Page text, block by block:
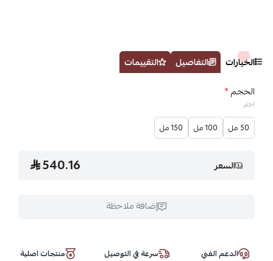
الخيارات التفاصيل
التقييمات
الحجم*
اختر
50 مل 100 مل 150 مل
السعر 540.16
إضافة ملاحظة
الدعم الفني سرعة في التوصيل منتجات اصلية